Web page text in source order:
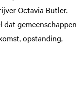
Octavia Butler.
gemeenschappen
opstanding,